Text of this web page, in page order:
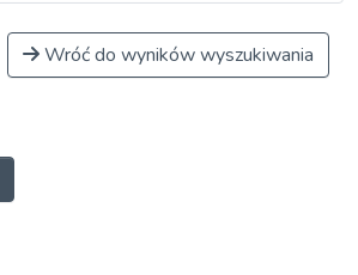
Wróć do wyników wyszukiwania